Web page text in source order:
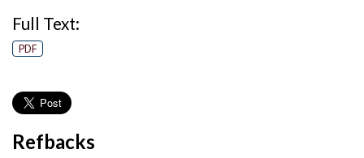
Full Text:
PDF
Refbacks